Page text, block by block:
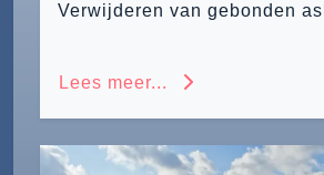
Lees meer...